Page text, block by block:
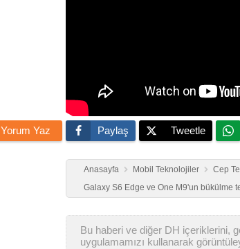
Yorum Yaz Paylaş Tweetle
Anasayfa Mobil Teknolojiler
Cep
Galaxy S6 Edge ve One M9'un bükülme
Bu haberi ve diğer DH içeriklerini,
uygulamamızı kullanarak